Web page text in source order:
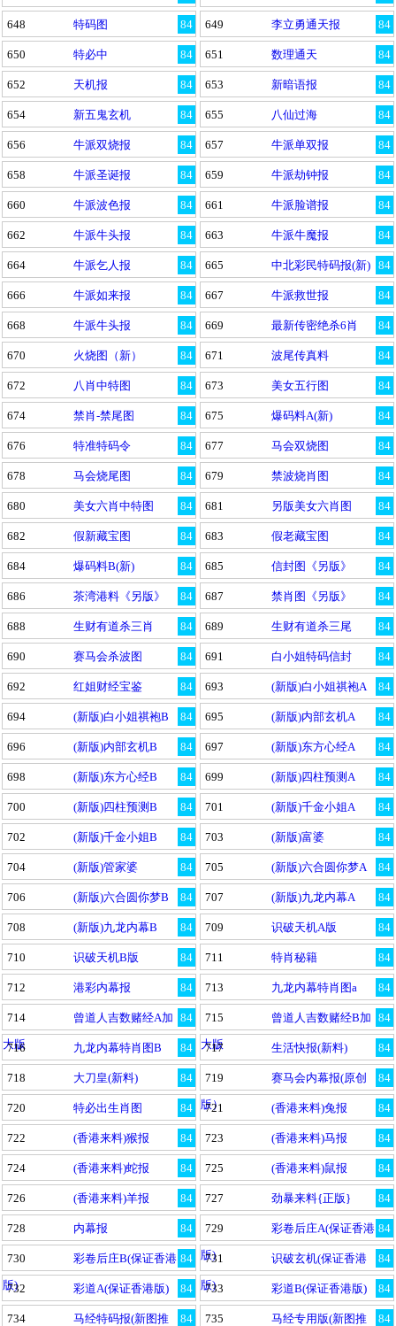
84
648 特码图 84
649 李立勇通天报
84
650 特必中 84
651 数理通天
84
652 天机报 84
653 新暗语报
84
654 新五鬼玄机 84
655 八仙过海
84
656 牛派双烧报 84
657 牛派单双报
84
658 牛派圣诞报 84
659 牛派劫钟报
84
660 牛派波色报 84
661 牛派脸谱报
84
662 牛派牛头报 84
663 牛派牛魔报
84
664 牛派乞人报 84
665 中北彩民特码报(新)
84
666 牛派如来报 84
667 牛派救世报
84
668 牛派牛头报 84
669 最新传密绝杀6肖
84
670 火烧图（新） 84
671 波尾传真料
84
672 八肖中特图 84
673 美女五行图
84
674 禁肖-禁尾图 84
675 爆码料A(新)
84
676 特准特码令 84
677 马会双烧图
84
678 马会烧尾图 84
679 禁波烧肖图
84
680 美女六肖中特图 84
681 另版美女六肖图
84
682 假新藏宝图 84
683 假老藏宝图
84
684 爆码料B(新) 84
685 信封图《另版》
84
686 茶湾港料《另版》 84
687 禁肖图《另版》
84
688 生财有道杀三肖 84
689 生财有道杀三尾
84
690 赛马会杀波图 84
691 白小姐特码信封
84
692 红姐财经宝鉴 84
693 (新版)白小姐祺袍A
84
694 (新版)白小姐祺袍B 84
695 (新版)内部玄机A
84
696 (新版)内部玄机B 84
697 (新版)东方心经A
84
698 (新版)东方心经B 84
699 (新版)四柱预测A
84
700 (新版)四柱预测B 84
701 (新版)千金小姐A
84
702 (新版)千金小姐B 84
703 (新版)富婆
84
704 (新版)管家婆 84
705 (新版)六合圆你梦A
84
706 (新版)六合圆你梦B 84
707 (新版)九龙内幕A
84
708 (新版)九龙内幕B 84
709 识破天机A版
84
710 识破天机B版 84
711 特肖秘籍
84
712 港彩内幕报 84
713 九龙内幕特肖图a
84
714
曾道人吉数赌经A加
大版
84
715
曾道人吉数赌经B加
大版
84
716 九龙内幕特肖图B 84
717 生活快报(新料)
84
718 大刀皇(新料) 84
719
赛马会内幕报(原创
版）
84
720 特必出生肖图 84
721 (香港来料)兔报
84
722 (香港来料)猴报 84
723 (香港来料)马报
84
724 (香港来料)蛇报 84
725 (香港来料)鼠报
84
726 (香港来料)羊报 84
727 劲暴来料{正版}
84
728 内幕报 84
729
彩卷后庄A(保证香港
版)
84
730
彩卷后庄B(保证香港
版)
84
731
识破玄机(保证香港
版)
84
732 彩道A(保证香港版) 84
733 彩道B(保证香港版)
84
734
马经特码报(新图推
84
735
马经专用版(新图推